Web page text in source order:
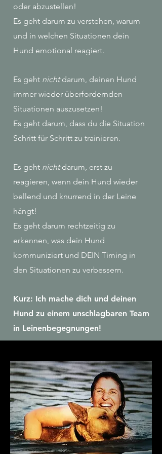
oder abzustellen!
Es geht darum zu verstehen, warum
und in welchen Situationen dein
Hund emotional reagiert.
Es geht nichtdarum, deinen Hund
immer wieder überfordernden
Situationen auszusetzen!
Es geht darum, dass du die Situation
Schritt für Schritt zu trainieren.
Es geht nichtdarum, erst zu
reagieren, wenn dein Hund wieder
bellend und knurrend in der Leine
hängt!
Es geht darum rechtzeitig zu
erkennen, was dein Hund
kommuniziert und DEIN Timing in
den Situationen zu verbessern.
Kurz: Ich mache dich und deinen
Hund zu einem unschlagbaren Team
in Leinenbegegnungen!